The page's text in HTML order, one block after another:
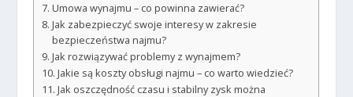
Umowa wynajmu – co powinna zawierać?
Jak zabezpieczyć swoje interesy w zakresie
bezpieczeństwa najmu?
Jak rozwiązywać problemy z wynajmem?
Jakie są koszty obsługi najmu – co warto wiedzieć?
Jak oszczędność czasu i stabilny zysk można